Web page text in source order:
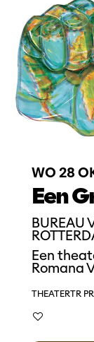
Een
BUREAU
WO 28
Een
Romana
THEATERTR